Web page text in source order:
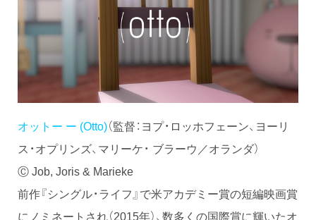
オットー ー (Otto)（監督：ヨプ・ロッホフェーン、ヨーリ
ス・オプリンズ、マリーケ・ ブラーウ／オランダ）
Ⓒ Job, Joris & Marieke
前作『シングル・ライフ』で米アカデミー賞の短編映画賞
にノミネートされ（2015年）、数多くの国際賞に輝いたオ